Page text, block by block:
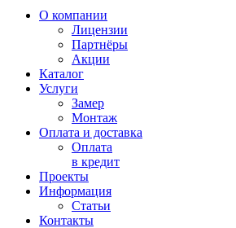
О компании
Лицензии
Партнёры
Акции
Каталог
Услуги
Замер
Монтаж
Оплата и доставка
Оплата
в кредит
Проекты
Информация
Статьи
Контакты